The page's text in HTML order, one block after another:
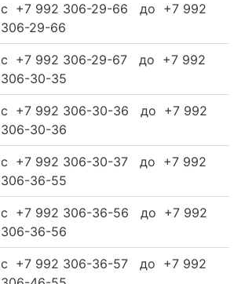
c +7 992 306-29-66 до +7 992
306-29-66
c +7 992 306-29-67 до +7 992
306-30-35
c +7 992 306-30-36 до +7 992
306-30-36
c +7 992 306-30-37 до +7 992
306-36-55
c +7 992 306-36-56 до +7 992
306-36-56
c +7 992 306-36-57 до +7 992